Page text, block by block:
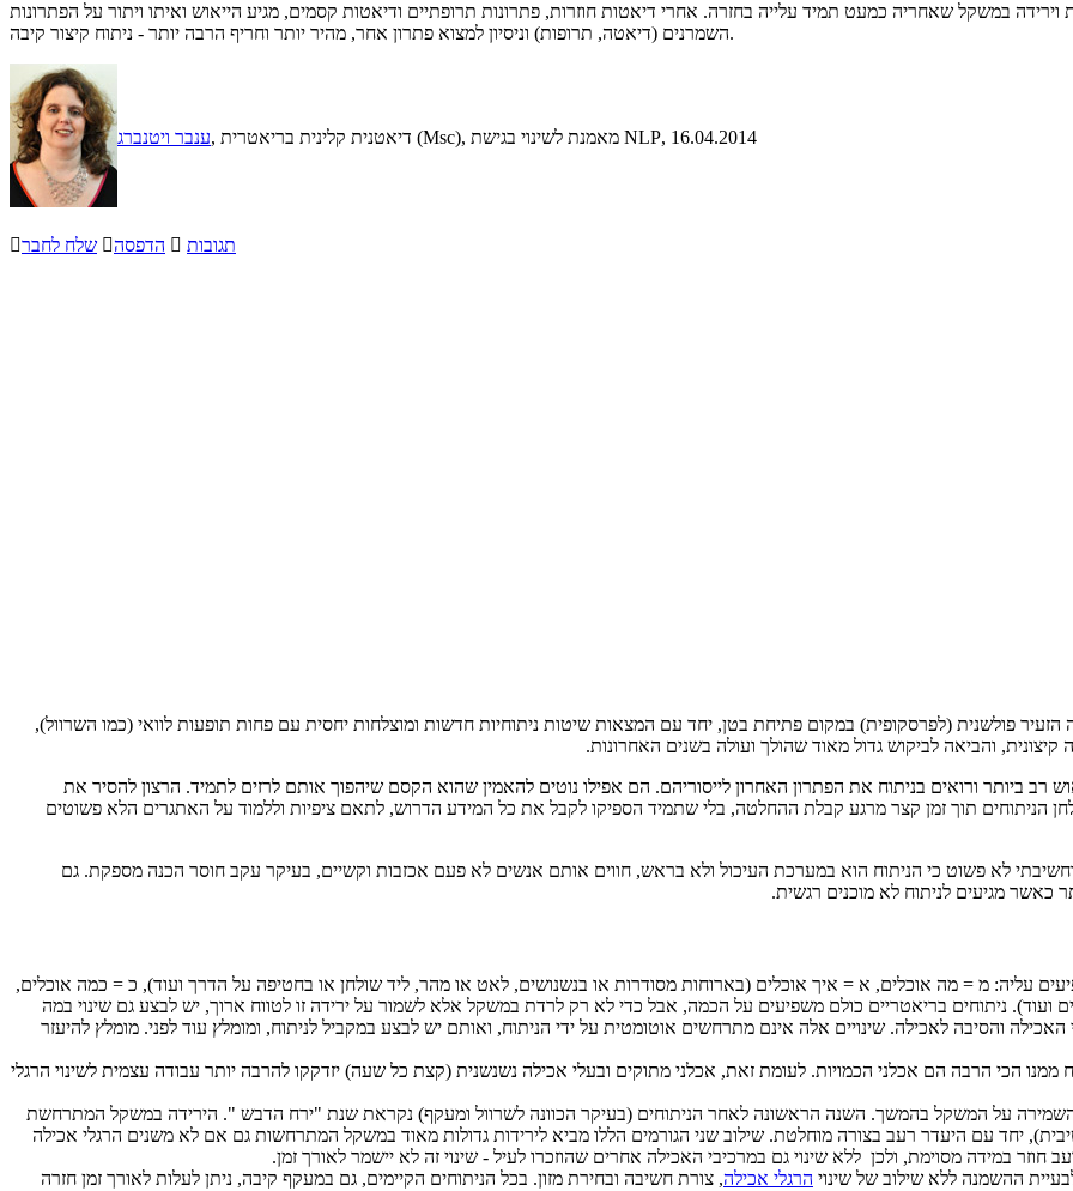
במשקל שאחריה כמעט תמיד עלייה בחזרה. אחרי דיאטות חוזרות, פתרונות תרופתיים ודיאטות קסמים, מגיע הייאוש ואיתו ויתור על הפתרונות
השמרנים (דיאטה, תרופות) וניסיון למצוא פתרון אחר, מהיר יותר וחריף הרבה יותר - ניתוח קיצור קיבה.
ענבר ויטנברג , דיאטנית קלינית בריאטרית (Msc), מאמנת לשינוי בגישת NLP, 16.04.2014
שלח לחבר הדפסה  תגובות
פולשנית (לפרסקופית) במקום פתיחת בטן, יחד עם המצאות שיטות ניתוחיות חדשות ומוצלחות יחסית עם פחות תופעות לוואי (כמו השרוול),
והביאה לביקוש גדול מאוד שהולך ועולה בשנים האחרונות.
רב ביותר ורואים בניתוח את הפתרון האחרון לייסוריהם. הם אפילו נוטים להאמין שהוא הקסם שיהפוך אותם לרזים לתמיד. הרצון להסיר את
הניתוחים תוך זמן קצר מרגע קבלת ההחלטה, בלי שתמיד הספיקו לקבל את כל המידע הדרוש, לתאם ציפיות וללמוד על האתגרים הלא פשוטים
לא פשוט כי הניתוח הוא במערכת העיכול ולא בראש, חווים אותם אנשים לא פעם אכזבות וקשיים, בעיקר עקב חוסר הכנה מספקת. גם
כאשר מגיעים לניתוח לא מוכנים רגשית.
עליה: מ = מה אוכלים, א = איך אוכלים (בארוחות מסודרות או בנשנושים, לאט או מהר, ליד שולחן או בחטיפה על הדרך ועוד), כ = כמה אוכלים,
ניתוחים בריאטריים כולם משפיעים על הכמה, אבל כדי לא רק לרדת במשקל אלא לשמור על ירידה זו לטווח ארוך, יש לבצע גם שינוי במה
האכילה והסיבה לאכילה. שינויים אלה אינם מתרחשים אוטומטית על ידי הניתוח, ואותם יש לבצע במקביל לניתוח, ומומלץ עוד לפני. מומלץ להיעזר
ממנו הכי הרבה הם אכלני הכמויות. לעומת זאת, אכלני מתוקים ובעלי אכילה נשנשנית (קצת כל שעה) יזדקקו להרבה יותר עבודה עצמית לשינוי הרגלי
על המשקל בהמשך. השנה הראשונה לאחר הניתוחים (בעיקר הכוונה לשרוול ומעקף) נקראת שנת "ירח הדבש ". הירידה במשקל המתרחשת
יחד עם היעדר רעב בצורה מוחלטת. שילוב שני הגורמים הללו מביא לירידות גדולות מאוד במשקל המתרחשות גם אם לא משנים הרגלי אכילה
במידה מסוימת, ולכן ללא שינוי גם במרכיבי האכילה אחרים שהוזכרו לעיל - שינוי זה לא יישמר לאורך זמן.
ההשמנה ללא שילוב של שינוי הרגלי אכילה, צורת חשיבה ובחירת מזון. בכל הניתוחים הקיימים, גם במעקף קיבה, ניתן לעלות לאורך זמן חזרה